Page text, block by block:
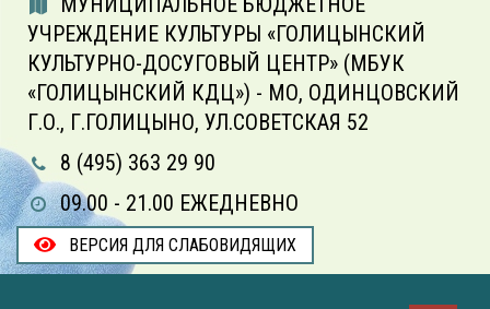
УЧРЕЖДЕНИЕ КУЛЬТУРЫ «ГОЛИЦЫНСКИЙ
КУЛЬТУРНО-ДОСУГОВЫЙ ЦЕНТР» (МБУК
«ГОЛИЦЫНСКИЙ КДЦ») - МО, ОДИНЦОВСКИЙ
Г.О., Г.ГОЛИЦЫНО, УЛ.СОВЕТСКАЯ 52
8 (495) 363 29 90
09.00 - 21.00 ЕЖЕДНЕВНО
ВЕРСИЯ ДЛЯ СЛАБОВИДЯЩИХ